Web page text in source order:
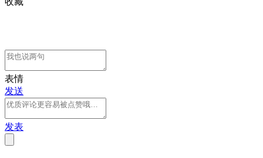
表情
发送
发表